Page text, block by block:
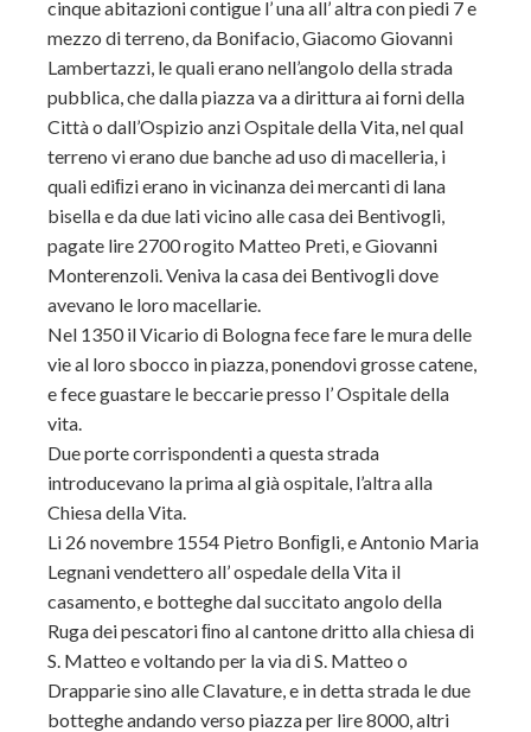
cinque abitazioni contigue l’ una all’ altra con piedi 7 e
mezzo di terreno, da Bonifacio, Giacomo Giovanni
Lambertazzi, le quali erano nell’angolo della strada
pubblica, che dalla piazza va a dirittura ai forni della
Città o dall’Ospizio anzi Ospitale della Vita, nel qual
terreno vi erano due banche ad uso di macelleria, i
quali ediﬁzi erano in vicinanza dei mercanti di lana
bisella e da due lati vicino alle casa dei Bentivogli,
pagate lire 2700 rogito Matteo Preti, e Giovanni
Monterenzoli. Veniva la casa dei Bentivogli dove
avevano le loro macellarie.
Nel 1350 il Vicario di Bologna fece fare le mura delle
vie al loro sbocco in piazza, ponendovi grosse catene,
e fece guastare le beccarie presso l’ Ospitale della
vita.
Due porte corrispondenti a questa strada
introducevano la prima al già ospitale, l’altra alla
Chiesa della Vita.
Li 26 novembre 1554 Pietro Bonﬁgli, e Antonio Maria
Legnani vendettero all’ ospedale della Vita il
casamento, e botteghe dal succitato angolo della
Ruga dei pescatori ﬁno al cantone dritto alla chiesa di
S. Matteo e voltando per la via di S. Matteo o
Drapparie sino alle Clavature, e in detta strada le due
botteghe andando verso piazza per lire 8000, altri